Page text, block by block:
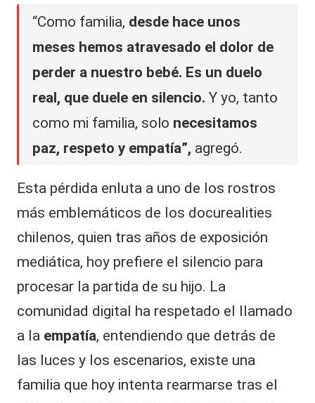
“Como familia, desde hace unos
meses hemos atravesado el dolor de
perder a nuestro bebé. Es un duelo
real, que duele en silencio.Y yo, tanto
como mi familia, solo necesitamos
paz, respeto y empatía”, agregó.
Esta pérdida enluta a uno de los rostros
más emblemáticos de los docurealities
chilenos, quien tras años de exposición
mediática, hoy prefiere el silencio para
procesar la partida de su hijo. La
comunidad digital ha respetado el llamado
a la empatía, entendiendo que detrás de
las luces y los escenarios, existe una
familia que hoy intenta rearmarse tras el